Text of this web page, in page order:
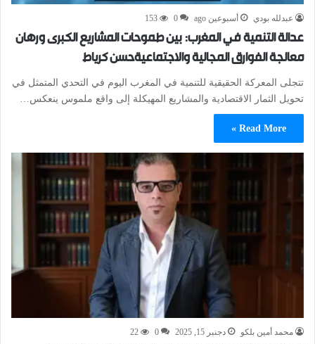
عبدلله بودي أسبوعين ago 0
153
عدالة التنمية في المغرب: بين طموحات المشاريع الكبرى ورهان
معالجة الفوارق المجالية والاجتماعيةحسن كرياط
​تتجلى المعركة الحقيقية للتنمية في المغرب اليوم في التحدي المتمثل في
تحويل الثمار الاقتصادية والمشاريع المهيكلة إلى واقع ملموس ينعكس…
Read More »
محمد أمين بلكو دجنبر 15, 2025 0
22